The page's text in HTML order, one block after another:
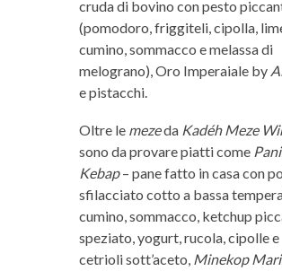
cruda di bovino con pesto
(pomodoro, friggiteli, cipolla,
cumino, sommacco e melassa di
melograno), Oro Imperaiale by
e pistacchi.
Oltre le mezeda Kadéh Meze
sono da provare piatti come
Kebap– pane fatto in casa con
sfilacciato cotto a bassa
cumino, sommacco, ketchup
speziato, yogurt, rucola, cipolle e
cetrioli sott’aceto, Minekop